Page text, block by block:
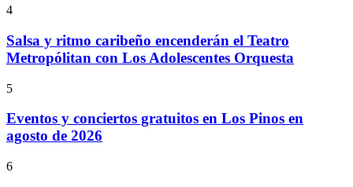
4
Salsa y ritmo caribeño encenderán el Teatro
Metropólitan con Los Adolescentes Orquesta
5
Eventos y conciertos gratuitos en Los Pinos en
agosto de 2026
6